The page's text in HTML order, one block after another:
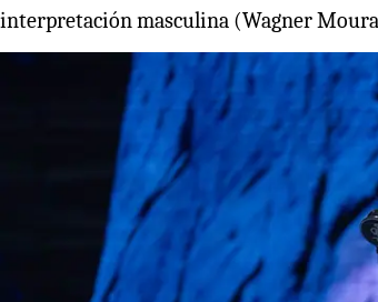
interpretación masculina (Wagner